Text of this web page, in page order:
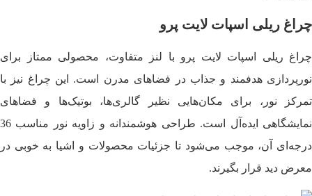
چراغ ریلی اسپات لایت پرو
چراغ ریلی اسپات لایت پرو با لنز متفاوت، محصولی ممتاز برای
نورپردازی هدفمند و جذاب در فضاهای مدرن است. این چراغ نیز با
تمرکز نور، برای مکان‌هایی نظیر گالری‌ها، بوتیک‌ها و فضاهای
نمایشگاهی ایده‌آل است. طراحی هوشمندانه و زاویه نور مناسب 36
درجه‌ای آن، موجب می‌شود تا جزئیات محصولات و اشیا به‌ خوبی در
معرض دید قرار بگیرند.